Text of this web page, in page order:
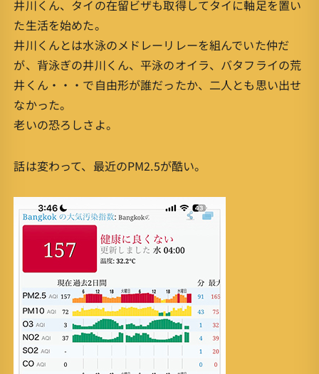
井川くん、タイの在留ビザも取得してタイに軸足を置い
た生活を始めた。
井川くんとは水泳のメドレーリレーを組んでいた仲だ
が、背泳ぎの井川くん、平泳のオイラ、バタフライの荒
井くん・・・で自由形が誰だったか、二人とも思い出せ
なかった。
老いの恐ろしさよ。
話は変わって、最近のPM2.5が酷い。